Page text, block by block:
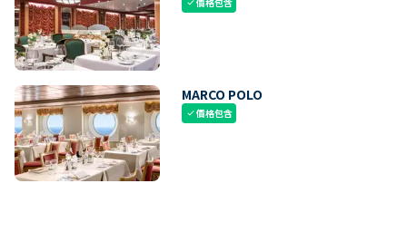
check
MARCO POLO
check價格包含